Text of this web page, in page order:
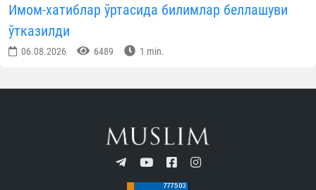
Имом-хатиблар ўртасида билимлар беллашуви
ўтказилди
06.08.2026 6489 1 min.